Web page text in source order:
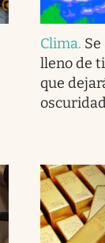
Clima.
lleno de
que